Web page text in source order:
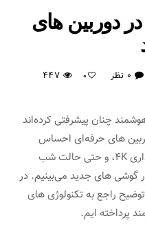
دوربین های
0 نظر 0
447
چنان پیشرفتی کرده‌اند
های حرفه‌ای احساس
نمی‌کنند. عکس‌های باکیفیت، فیلم‌ برداری 4K، و حتی حالت شب
گوشی‌ های جدید می‌بینیم. در
راجع به تکنولوژی‌ های
پرداخته ایم.